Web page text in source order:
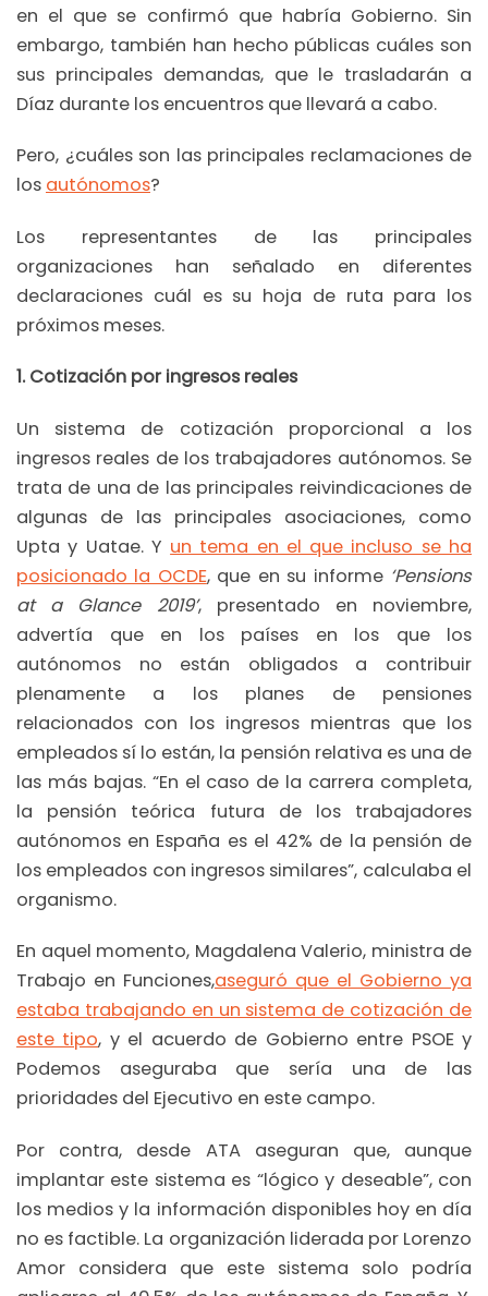
en el que se confirmó que habría Gobierno. Sin
embargo, también han hecho públicas cuáles son
sus principales demandas, que le trasladarán a
Díaz durante los encuentros que llevará a cabo.
Pero, ¿cuáles son las principales reclamaciones de
los autónomos?
Los representantes de las principales
organizaciones han señalado en diferentes
declaraciones cuál es su hoja de ruta para los
próximos meses.
1. Cotización por ingresos reales
Un sistema de cotización proporcional a los
ingresos reales de los trabajadores autónomos. Se
trata de una de las principales reivindicaciones de
algunas de las principales asociaciones, como
Upta y Uatae. Y un tema en el que incluso se ha
posicionado la OCDE, que en su informe ‘Pensions
at a Glance 2019’, presentado en noviembre,
advertía que en los países en los que los
autónomos no están obligados a contribuir
plenamente a los planes de pensiones
relacionados con los ingresos mientras que los
empleados sí lo están, la pensión relativa es una de
las más bajas. “En el caso de la carrera completa,
la pensión teórica futura de los trabajadores
autónomos en España es el 42% de la pensión de
los empleados con ingresos similares”, calculaba el
organismo.
En aquel momento, Magdalena Valerio, ministra de
Trabajo en Funciones,aseguró que el Gobierno ya
estaba trabajando en un sistema de cotización de
este tipo, y el acuerdo de Gobierno entre PSOE y
Podemos aseguraba que sería una de las
prioridades del Ejecutivo en este campo.
Por contra, desde ATA aseguran que, aunque
implantar este sistema es “lógico y deseable”, con
los medios y la información disponibles hoy en día
no es factible. La organización liderada por Lorenzo
Amor considera que este sistema solo podría